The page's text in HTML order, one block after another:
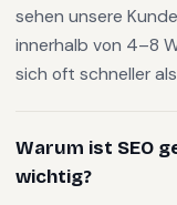
sehen unsere
innerhalb von 4–8
sich oft schneller
Warum ist SEO
wichtig?